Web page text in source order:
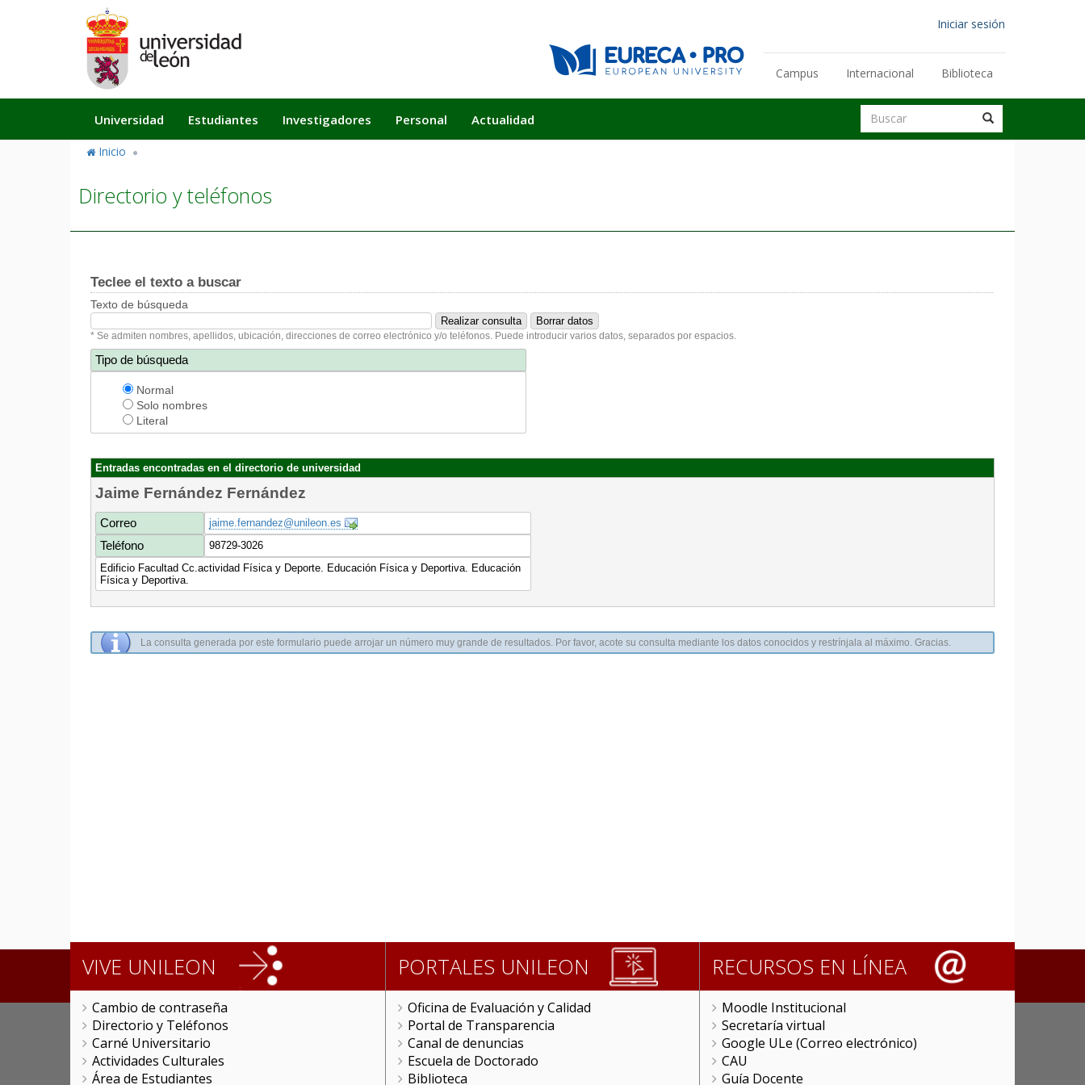
Menú
cuenta
de
usuario
Iniciar sesión
Enlaces
secundarios
Campus Internacional Biblioteca
Buscar
Buscar Buscar
Navegación
principal
Universidad Estudiantes Investigadores Personal Actualidad
Inicio
Directorio y teléfonos
VIVE UNILEON
Cambio de contraseña
Directorio y Teléfonos
Carné Universitario
Actividades Culturales
Área de Estudiantes
PORTALES UNILEON
Oficina de Evaluación y Calidad
Portal de Transparencia
Canal de denuncias
Escuela de Doctorado
Biblioteca
RECURSOS EN LÍNEA
Moodle Institucional
Secretaría virtual
Google ULe (Correo electrónico)
CAU
Guía Docente